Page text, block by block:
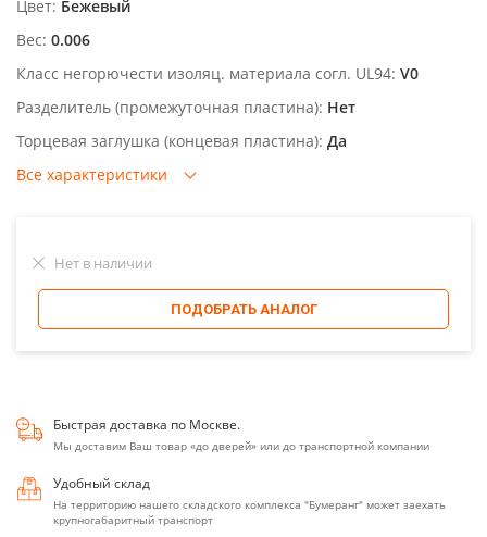
Цвет: Бежевый
Вес: 0.006
Класс негорючести изоляц. материала согл. UL94: V0
Разделитель (промежуточная пластина): Нет
Торцевая заглушка (концевая пластина): Да
Все характеристики
Нет в наличии
ПОДОБРАТЬ АНАЛОГ
Быстрая доставка по Москве.
Мы доставим Ваш товар «до дверей» или до транспортной компании
Удобный склад
На территорию нашего складского комплекса "Бумеранг" может заехать
крупногабаритный транспорт